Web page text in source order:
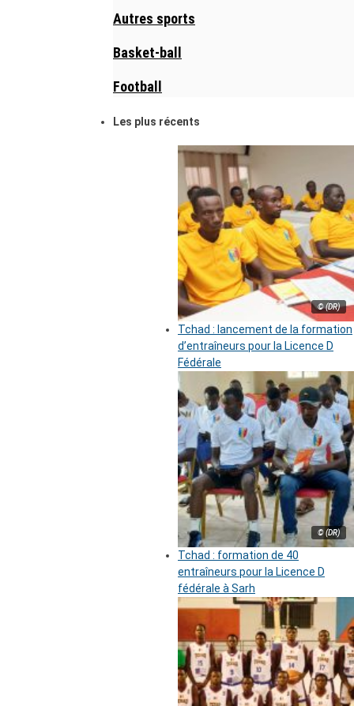
Autres sports
Basket-ball
Football
Les plus récents
© (DR)
Tchad : lancement de la formation
d’entraîneurs pour la Licence D
Fédérale
© (DR)
Tchad : formation de 40
entraîneurs pour la Licence D
fédérale à Sarh